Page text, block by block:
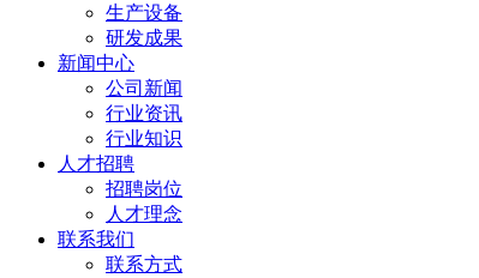
生产设备
研发成果
新闻中心
公司新闻
行业资讯
行业知识
人才招聘
招聘岗位
人才理念
联系我们
联系方式